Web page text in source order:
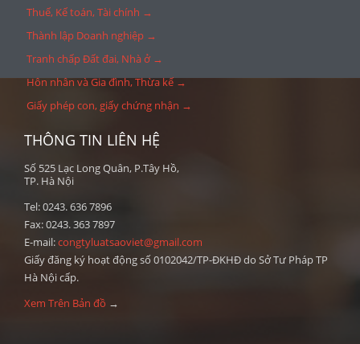
Thuế, Kế toán, Tài chính →
Thành lập Doanh nghiệp →
Tranh chấp Đất đai, Nhà ở →
Hôn nhân và Gia đình, Thừa kế →
Giấy phép con, giấy chứng nhận →
THÔNG TIN LIÊN HỆ
Số 525 Lạc Long Quân, P.Tây Hồ,
TP. Hà Nội
Tel: 0243. 636 7896
Fax: 0243. 363 7897
E-mail:congtyluatsaoviet@gmail.com
Giấy đăng ký hoạt động số 0102042/TP-ĐKHĐ do Sở Tư Pháp TP
Hà Nội cấp.
Xem Trên Bản đồ →